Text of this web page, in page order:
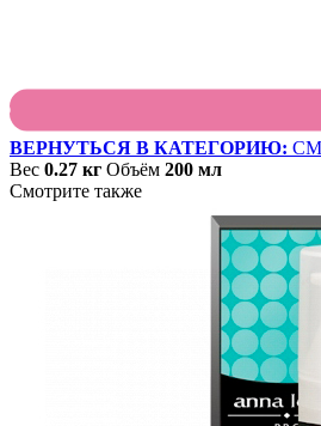
ВЕРНУТЬСЯ В КАТЕГОРИЮ:
Вес 0.27 кг Объём 200 мл
Смотрите также